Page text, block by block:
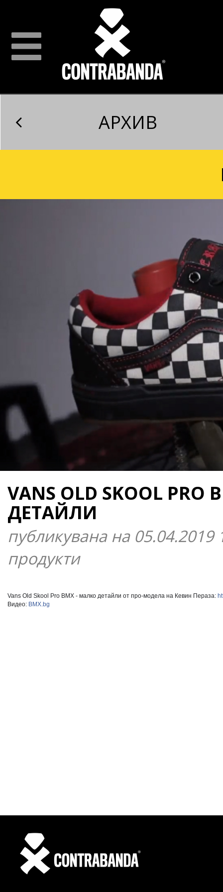
АРХИВ
VANS OLD SKOOL PRO
ДЕТАЙЛИ
публикувана на
продукти
Vans Old Skool Pro BMX - малко детайли от про-модела на Кевин Пераза:
Видео: BMX.bg